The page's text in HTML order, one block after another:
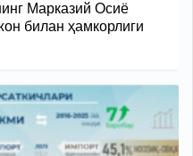
Марказий Осиё
билан ҳамкорлиги